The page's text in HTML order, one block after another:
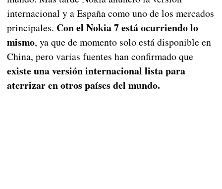
internacional y a España como uno de los mercados
principales. Con el Nokia 7 está ocurriendo lo
mismo, ya que de momento solo está disponible en
China, pero varias fuentes han confirmado que
existe una versión internacional lista para
aterrizar en otros países del mundo.